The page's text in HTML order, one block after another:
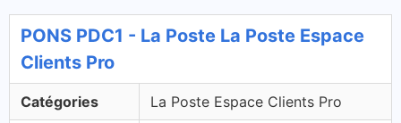
PONS PDC1 - La Poste La Poste Espace
Clients Pro
Catégories La Poste Espace Clients Pro